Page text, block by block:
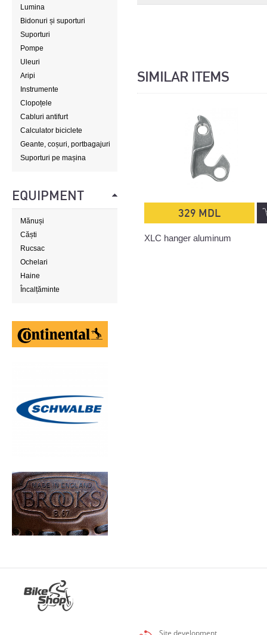
Lumina
Bidonuri și suporturi
Suporturi
Pompe
Uleuri
Aripi
Instrumente
Clopoțele
Cabluri antifurt
Calculator biciclete
Geante, coșuri, portbagajuri
Suporturi pe mașina
EQUIPMENT
Mănuși
Căști
Rucsac
Ochelari
Haine
Încalțăminte
SIMILAR ITEMS
329 MDL
XLC hanger aluminum
Site development